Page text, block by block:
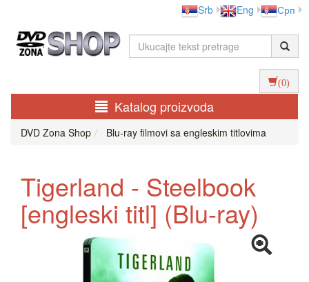
Srb Eng Срп
(0)
Katalog proizvoda
DVD Zona Shop Blu-ray filmovi sa engleskim titlovima
Tigerland - Steelbook
[engleski titl] (Blu-ray)